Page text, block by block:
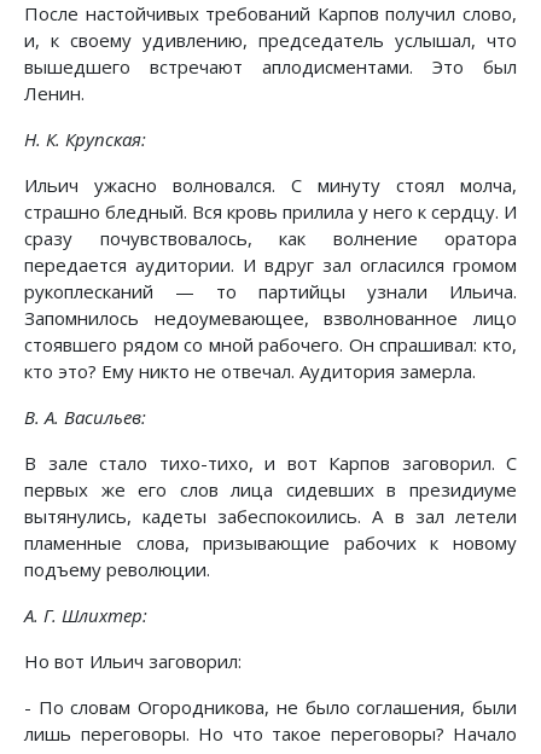
После настойчивых требований Карпов получил слово,
и, к своему удивлению, председатель услышал, что
вышедшего встречают аплодисментами. Это был
Ленин.
Н. К. Крупская:
Ильич ужасно волновался. С минуту стоял молча,
страшно бледный. Вся кровь прилила у него к сердцу. И
сразу почувствовалось, как волнение оратора
передается аудитории. И вдруг зал огласился громом
рукоплесканий — то партийцы узнали Ильича.
Запомнилось недоумевающее, взволнованное лицо
стоявшего рядом со мной рабочего. Он спрашивал: кто,
кто это? Ему никто не отвечал. Аудитория замерла.
В. А. Васильев:
В зале стало тихо-тихо, и вот Карпов заговорил. С
первых же его слов лица сидевших в президиуме
вытянулись, кадеты забеспокоились. А в зал летели
пламенные слова, призывающие рабочих к новому
подъему революции.
А. Г. Шлихтер:
Но вот Ильич заговорил:
- По словам Огородникова, не было соглашения, были
лишь переговоры. Но что такое переговоры? Начало